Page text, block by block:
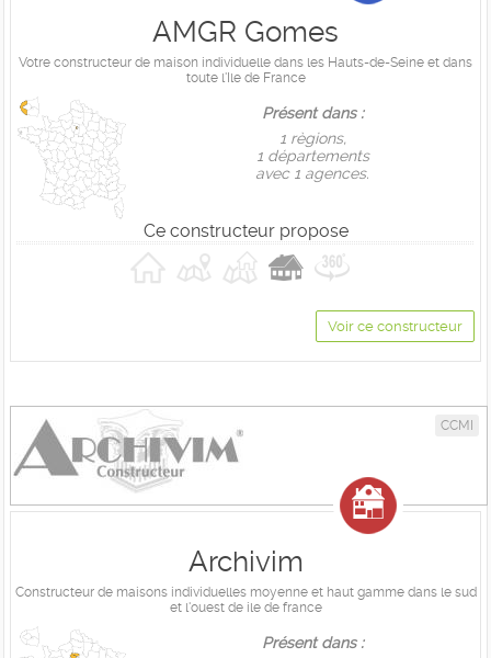
AMGR Gomes
Votre constructeur de maison individuelle dans les Hauts-de-Seine et dans
toute l'Ile de France
Présent dans :
1 règions,
1 départements
avec 1 agences.
Ce constructeur propose
Voir ce constructeur
CCMI
Archivim
Constructeur de maisons individuelles moyenne et haut gamme dans le sud
et l'ouest de ile de france
Présent dans :